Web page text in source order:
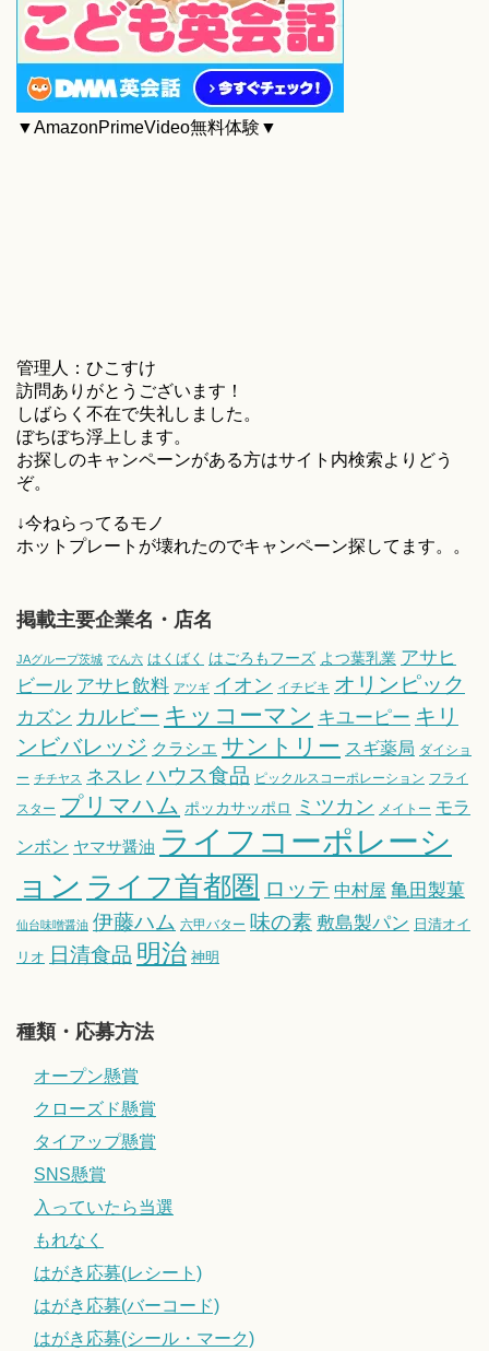
▼AmazonPrimeVideo無料体験▼
管理人：ひこすけ
訪問ありがとうございます！
しばらく不在で失礼しました。
ぼちぼち浮上します。
お探しのキャンペーンがある方はサイト内検索よりどう
ぞ。
↓今ねらってるモノ
ホットプレートが壊れたのでキャンペーン探してます。。
掲載主要企業名・店名
JAグループ茨城 でん六 はくばく はごろもフーズ よつ葉乳業 アサヒ
ビール アサヒ飲料 アツギ イオン イチビキ オリンピック
カズン カルビー キッコーマン キユーピー キリ
ンビバレッジ クラシエ サントリー スギ薬局 ダイショ
ー チチヤス ネスレ ハウス食品 ピックルスコーポレーション フライ
スター プリマハム ポッカサッポロ ミツカン メイトー モラ
ンボン ヤマサ醤油 ライフコーポレーシ
ョン ライフ首都圏 ロッテ 中村屋 亀田製菓
仙台味噌醤油 伊藤ハム 六甲バター 味の素 敷島製パン 日清オイ
リオ 日清食品 明治 神明
種類・応募方法
オープン懸賞
クローズド懸賞
タイアップ懸賞
SNS懸賞
入っていたら当選
もれなく
はがき応募(レシート)
はがき応募(バーコード)
はがき応募(シール・マーク)